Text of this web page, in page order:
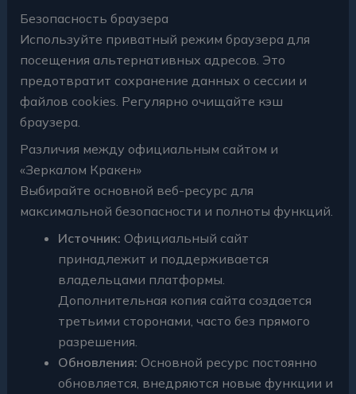
Безопасность браузера
Используйте приватный режим браузера для
посещения альтернативных адресов. Это
предотвратит сохранение данных о сессии и
файлов cookies. Регулярно очищайте кэш
браузера.
Различия между официальным сайтом и
«Зеркалом Кракен»
Выбирайте основной веб-ресурс для
максимальной безопасности и полноты функций.
Источник: Официальный сайт
принадлежит и поддерживается
владельцами платформы.
Дополнительная копия сайта создается
третьими сторонами, часто без прямого
разрешения.
Обновления: Основной ресурс постоянно
обновляется, внедряются новые функции и